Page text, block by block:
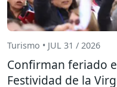
Turismo • JUL 31 / 2026
Confirman feriado
Festividad de la